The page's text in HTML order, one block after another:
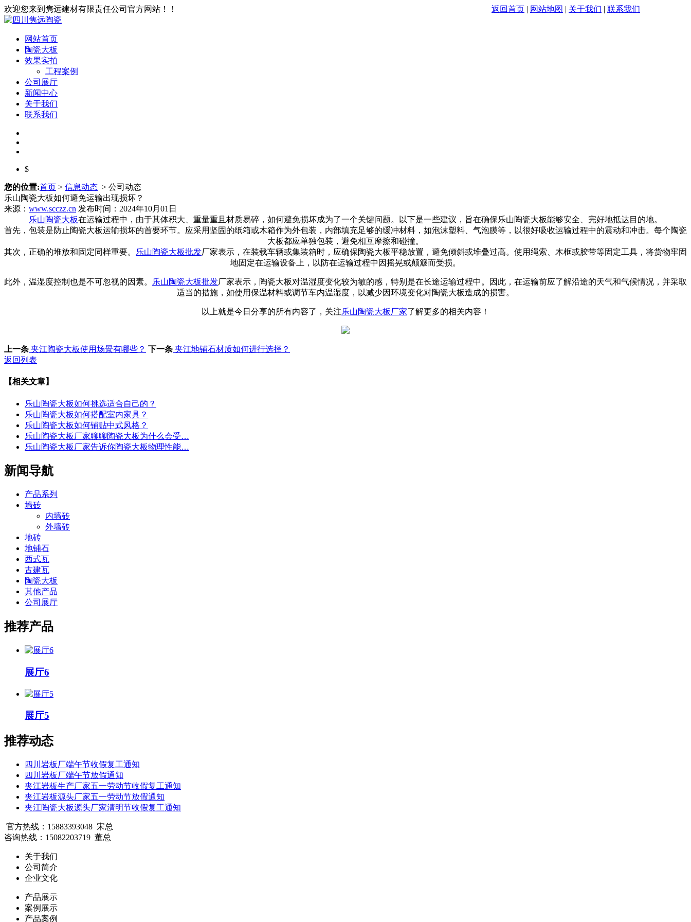
欢迎您来到隽远建材有限责任公司官方网站！！ 返回首页 | 网站地图 | 关于我们 | 联系我们
网站首页
陶瓷大板
效果实拍
工程案例
公司展厅
新闻中心
关于我们
联系我们
$
您的位置:首页 > 信息动态 > 公司动态
乐山陶瓷大板如何避免运输出现损坏？
来源： www.scczz.cn 发布时间：2024年10月01日
乐山陶瓷大板在运输过程中，由于其体积大、重量重且材质易碎，如何避免损坏成为了一个关键问题。以下是一些建议，旨在确保乐山陶瓷大板能够安全、完好地抵达目的地。
首先，包装是防止陶瓷大板运输损坏的首要环节。应采用坚固的纸箱或木箱作为外包装，内部填充足够的缓冲材料，如泡沫塑料、气泡膜等，以很好吸收运输过程中的震动和冲击。每个陶瓷
大板都应单独包装，避免相互摩擦和碰撞。
其次，正确的堆放和固定同样重要。
乐山陶瓷大板批发厂家表示， 在装载车辆或集装箱时，应确保陶瓷大板平稳放置，避免倾斜或堆叠过高。使用绳索、木框或胶带等固定工具，将货物牢固
地固定在运输设备上，以防在运输过程中因摇晃或颠簸而受损。
此外，温湿度控制也是不可忽视的因素。 乐山陶瓷大板批发厂家表示， 陶瓷大板对温湿度变化较为敏的感，特别是在长途运输过程中。因此，在运输前应了解沿途的天气和气候情况，并采取
适当的措施，如使用保温材料或调节车内温湿度，以减少因环境变化对陶瓷大板造成的损害。
以上就是今日分享的所有内容了，关注乐山陶瓷大板厂家了解更多的相关内容！
上一条 夹江陶瓷大板使用场景有哪些？ 下一条 夹江地铺石材质如何进行选择？
返回列表
【相关文章】
乐山陶瓷大板如何挑选适合自己的？
乐山陶瓷大板如何搭配室内家具？
乐山陶瓷大板如何铺贴中式风格？
乐山陶瓷大板厂家聊聊陶瓷大板为什么会受…
乐山陶瓷大板厂家告诉你陶瓷大板物理性能…
新闻导航
产品系列
墙砖
内墙砖
外墙砖
地砖
地铺石
西式瓦
古建瓦
陶瓷大板
其他产品
公司展厅
推荐产品
展厅6
展厅5
推荐动态
四川岩板厂端午节收假复工通知
四川岩板厂端午节放假通知
夹江岩板生产厂家五一劳动节收假复工通知
夹江岩板源头厂家五一劳动节放假通知
夹江陶瓷大板源头厂家清明节收假复工通知
官方热线：15883393048 宋总
咨询热线：15082203719 董总
关于我们
公司简介
企业文化
产品展示
案例展示
产品案例